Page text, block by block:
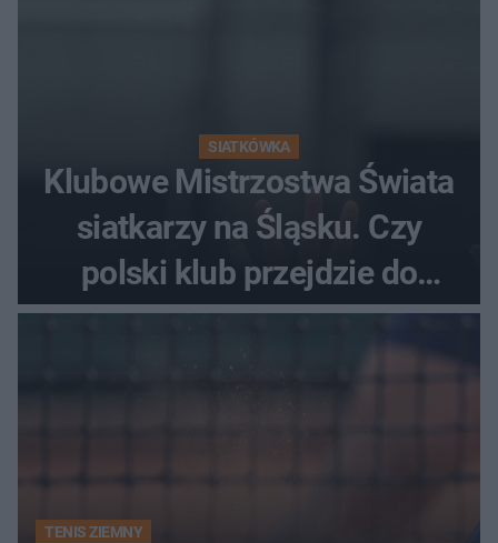
SIATKÓWKA
Klubowe Mistrzostwa Świata
siatkarzy na Śląsku. Czy
polski klub przejdzie do
historii
TENIS ZIEMNY